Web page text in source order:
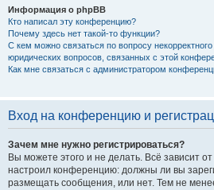
Информация о phpBB
Кто написал эту конференцию?
Почему здесь нет такой-то функции?
С кем можно связаться по вопросу
юридических вопросов, связанных с этой
Как мне связаться с администратором
Вход на конференцию и
Зачем мне нужно регистрироваться?
Вы можете этого и не делать. Всё зависит
настроил конференцию: должны ли вы
размещать сообщения, или нет. Тем не